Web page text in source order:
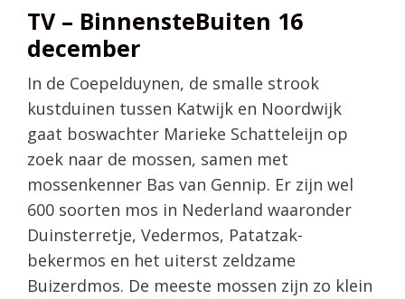
TV – BinnensteBuiten 16
december
In de Coepelduynen, de smalle strook
kustduinen tussen Katwijk en Noordwijk
gaat boswachter Marieke Schatteleijn op
zoek naar de mossen, samen met
mossenkenner Bas van Gennip. Er zijn wel
600 soorten mos in Nederland waaronder
Duinsterretje, Vedermos, Patatzak-
bekermos en het uiterst zeldzame
Buizerdmos. De meeste mossen zijn zo klein